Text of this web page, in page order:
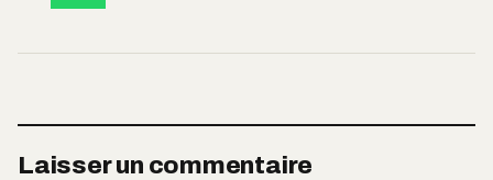
Laisser un commentaire